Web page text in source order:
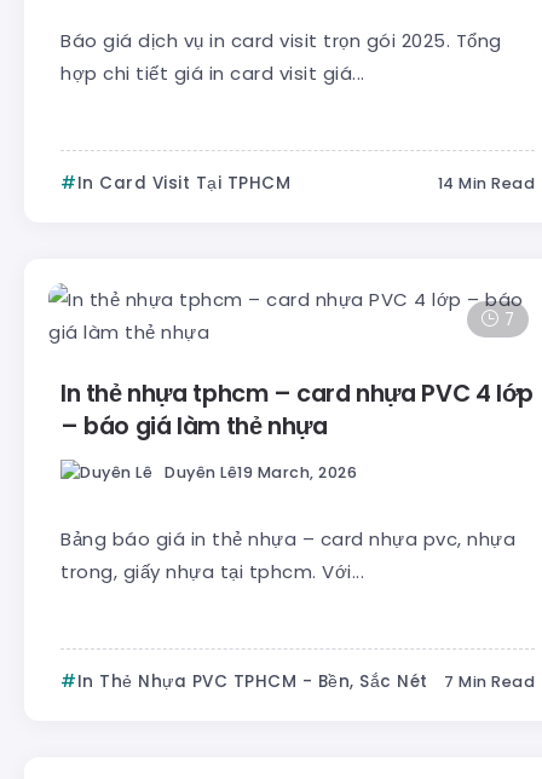
Báo giá dịch vụ in card visit trọn gói 2025. Tổng
hợp chi tiết giá in card visit giá...
In Card Visit Tại TPHCM 14 Min Read
7
In thẻ nhựa tphcm – card nhựa PVC 4 lớp
– báo giá làm thẻ nhựa
Duyên Lê19 March, 2026
Bảng báo giá in thẻ nhựa – card nhựa pvc, nhựa
trong, giấy nhựa tại tphcm. Với...
In Thẻ Nhựa PVC TPHCM - Bền, Sắc Nét 7 Min Read